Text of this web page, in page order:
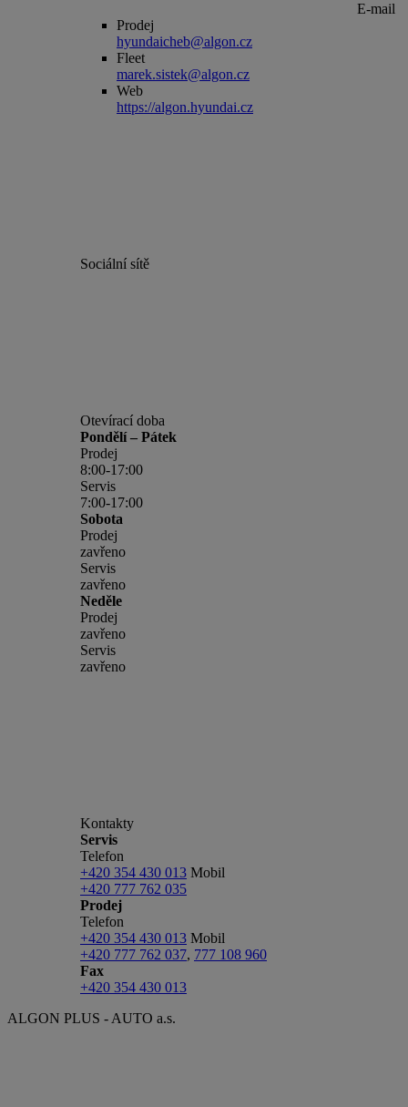
E-mail
Prodej
hyundaicheb@algon.cz
Fleet
marek.sistek@algon.cz
Web
https://algon.hyundai.cz
Sociální sítě
Otevírací doba
Pondělí – Pátek
Prodej
8:00-17:00
Servis
7:00-17:00
Sobota
Prodej
zavřeno
Servis
zavřeno
Neděle
Prodej
zavřeno
Servis
zavřeno
Kontakty
Servis
Telefon
+420 354 430 013 Mobil
+420 777 762 035
Prodej
Telefon
+420 354 430 013 Mobil
+420 777 762 037, 777 108 960
Fax
+420 354 430 013
ALGON PLUS - AUTO a.s.